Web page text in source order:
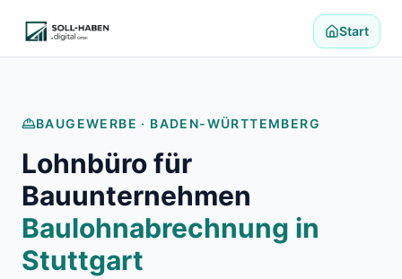
Start
BAUGEWERBE · BADEN-WÜRTTEMBERG
Lohnbüro für
Bauunternehmen
Baulohnabrechnung in
Stuttgart
Finanzbuchhaltung auslagern
E-Rechnung und Peppol
Branchenlösungen
Helpdesk und Tools
Alle Standorte
Über uns
Kontakt
Häufige Fragen FAQ
Blog